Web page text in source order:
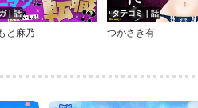
｜話
と麻乃
タテコミ｜話
つかさき有